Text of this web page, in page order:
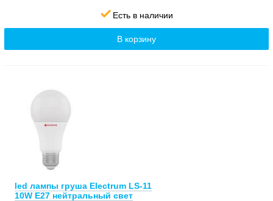
Есть в наличии
В корзину
led лампы груша Electrum LS-11
10W E27 нейтральный свет